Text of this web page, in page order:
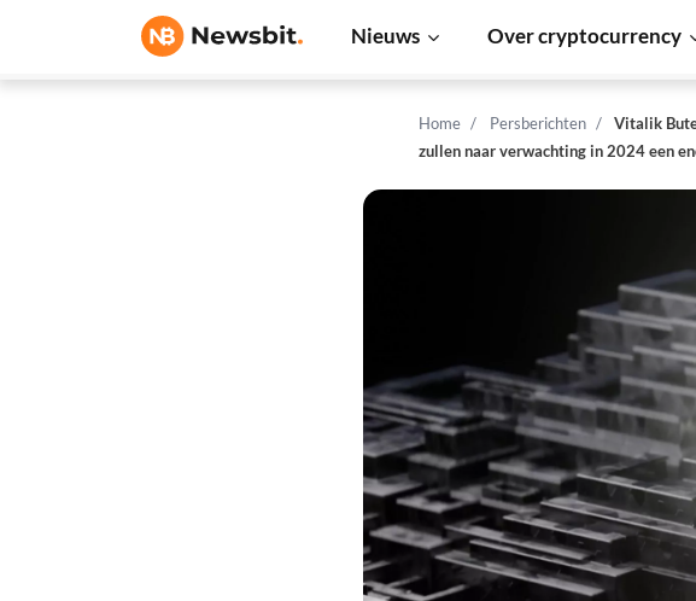
Nieuws Over cryptocurrency
Home Persberichten
Vitalik
zullen naar verwachting in 2024 een